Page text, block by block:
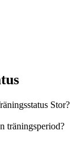
Stor?
träningsperiod?